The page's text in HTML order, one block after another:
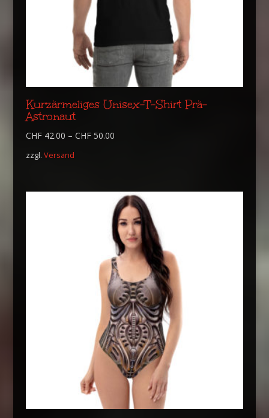
Kurzärmeliges Unisex-T-Shirt Prä-
Astronaut
CHF42.00 – CHF50.00
zzgl. Versand